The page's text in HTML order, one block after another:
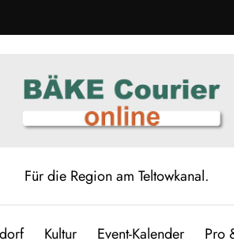
Für die Region am Teltowkanal.
Kultur Event-Kalender Pro